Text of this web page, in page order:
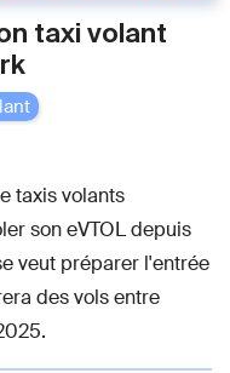
taxi volant
taxis volants
son eVTOL depuis
veut préparer l'entrée
des vols entre